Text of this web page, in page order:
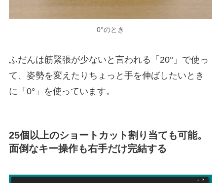
0°のとき
ふだんは筋緊張が少ないと言われる「20°」で使っ
て、姿勢を変えたりちょっと手を伸ばしたいとき
に「0°」を使っています。
25個以上のショートカット割り当ても可能。
面倒なキー操作も右手だけ完結する